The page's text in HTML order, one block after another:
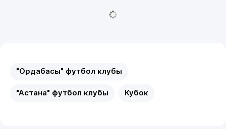
"Ордабасы" футбол клубы
"Астана" футбол клубы Кубок